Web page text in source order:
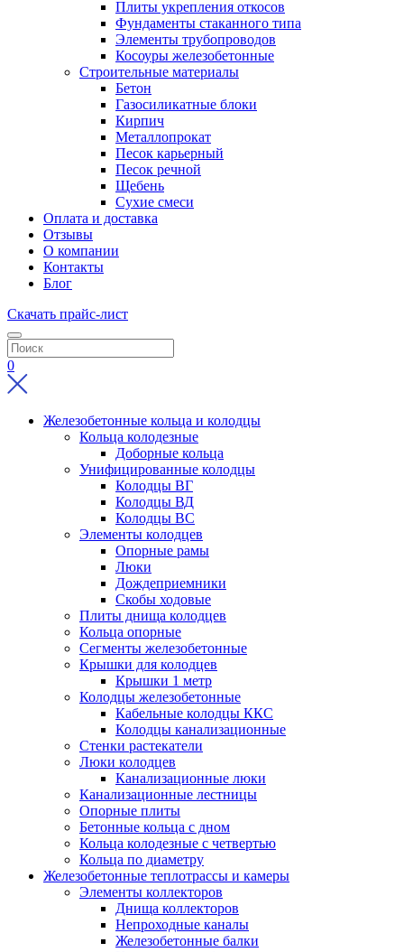
Плиты укрепления откосов
Фундаменты стаканного типа
Элементы трубопроводов
Косоуры железобетонные
Строительные материалы
Бетон
Газосиликатные блоки
Кирпич
Металлопрокат
Песок карьерный
Песок речной
Щебень
Сухие смеси
Оплата и доставка
Отзывы
О компании
Контакты
Блог
Скачать прайс-лист
0
Железобетонные кольца и колодцы
Кольца колодезные
Доборные кольца
Унифицированные колодцы
Колодцы ВГ
Колодцы ВД
Колодцы ВС
Элементы колодцев
Опорные рамы
Люки
Дождеприемники
Скобы ходовые
Плиты днища колодцев
Кольца опорные
Сегменты железобетонные
Крышки для колодцев
Крышки 1 метр
Колодцы железобетонные
Кабельные колодцы ККС
Колодцы канализационные
Стенки растекатели
Люки колодцев
Канализационные люки
Канализационные лестницы
Опорные плиты
Бетонные кольца с дном
Кольца колодезные с четвертью
Кольца по диаметру
Железобетонные теплотрассы и камеры
Элементы коллекторов
Днища коллекторов
Непроходные каналы
Железобетонные балки